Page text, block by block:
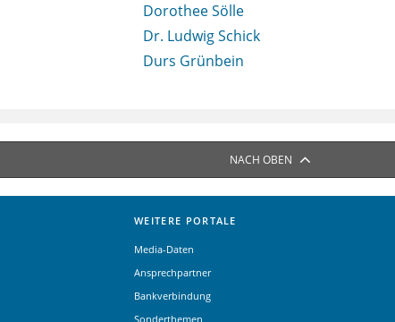
Dorothee Sölle
Dr. Ludwig Schick
Durs Grünbein
NACH OBEN
WEITERE PORTALE
Media-Daten
Ansprechpartner
Bankverbindung
Sonderthemen